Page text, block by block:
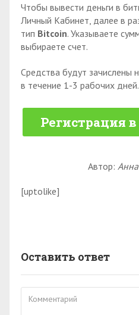
Чтобы вывести деньги в
Личный Кабинет, далее в
тип Bitcoin. Указываете
выбираете счет.
Средства будут зачислены
в течение 1-3 рабочих дней.
Регистрация
Автор:
[uptolike]
Оставить ответ